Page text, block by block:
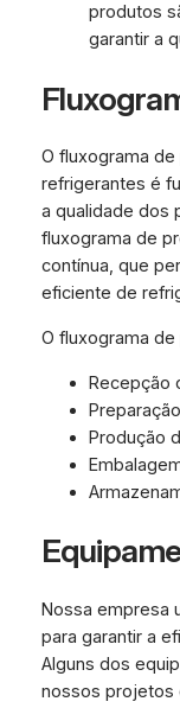
produtos
garantir a
O fluxograma
refrigerantes é
a qualidade dos
fluxograma de
contínua, que
eficiente de
O fluxograma
Recepção
Produção
Nossa empresa
para garantir a
Alguns dos
nossos projetos